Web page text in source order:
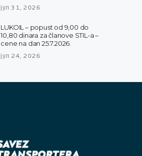
јул 31, 2026
LUKOIL – popust od 9,00 do
10,80 dinara za članove STIL-a –
cene na dan 25.7.2026.
јул 24, 2026